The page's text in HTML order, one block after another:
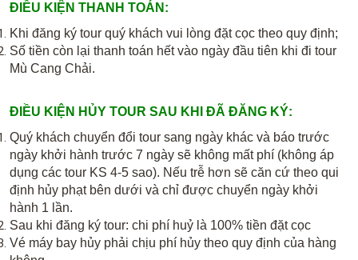
ĐIỀU KIỆN THANH TOÁN:
Khi đăng ký tour quý khách vui lòng đặt cọc theo quy định;
Số tiền còn lại thanh toán hết vào ngày đầu tiên khi đi tour
Mù Cang Chải.
ĐIỀU KIỆN HỦY TOUR SAU KHI ĐÃ ĐĂNG KÝ:
Quý khách chuyển đổi tour sang ngày khác và báo trước
ngày khởi hành trước 7 ngày sẽ không mất phí (không áp
dụng các tour KS 4-5 sao). Nếu trễ hơn sẽ căn cứ theo qui
định hủy phạt bên dưới và chỉ được chuyển ngày khởi
hành 1 lần.
Sau khi đăng ký tour: chi phí huỷ là 100% tiền đặt cọc
Vé máy bay hủy phải chịu phí hủy theo quy định của hàng